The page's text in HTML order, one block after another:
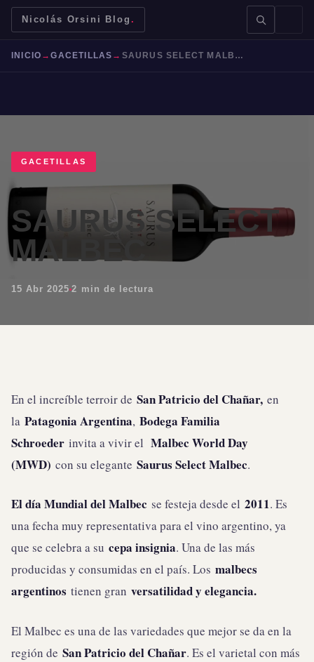
Nicolás Orsini Blog .
Mendoza Malbec Bodegas Jujuy
INICIO →GACETILLAS → SAURUS SELECT MALBEC
GACETILLAS
SAURUS SELECT
MALBEC
15 Abr 2025 2 min de lectura
En el increíble terroir de San Patricio del Chañar, en
la Patagonia Argentina, Bodega Familia
Schroeder invita a vivir el Malbec World Day
(MWD) con su elegante Saurus Select Malbec.
El día Mundial del Malbec se festeja desde el 2011. Es
una fecha muy representativa para el vino argentino, ya
que se celebra a su cepa insignia. Una de las más
producidas y consumidas en el país. Los malbecs
argentinos tienen gran versatilidad y elegancia.
El Malbec es una de las variedades que mejor se da en la
región de San Patricio del Chañar. Es el varietal con más